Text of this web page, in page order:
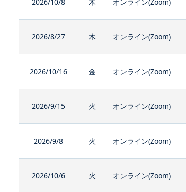
2026/8/27 木 オンライン(Zoom)
2026/10/16 金 オンライン(Zoom)
2026/9/15 火 オンライン(Zoom)
2026/9/8 火 オンライン(Zoom)
2026/10/6 火 オンライン(Zoom)